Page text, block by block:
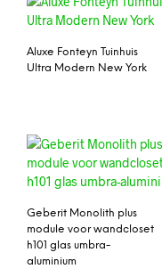
Aluxe Fonteyn Tuinhuis
Ultra Modern New York
Geberit Monolith plus
module voor wandcloset
h101 glas umbra-
aluminium